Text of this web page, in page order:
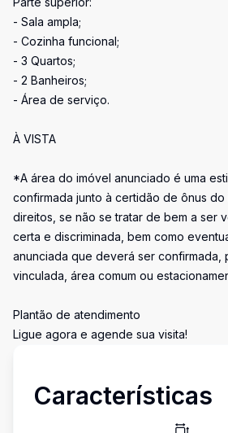
- Sala ampla;
- Cozinha funcional;
- 3 Quartos;
- 2 Banheiros;
- Área de serviço.
À VISTA
*A área do imóvel anunciado é uma
confirmada junto à certidão de ônus
direitos, se não se tratar de bem a ser
certa e discriminada, bem como
anunciada que deverá ser confirmada,
vinculada, área comum ou
Plantão de atendimento
Ligue agora e agende sua visita!
Características